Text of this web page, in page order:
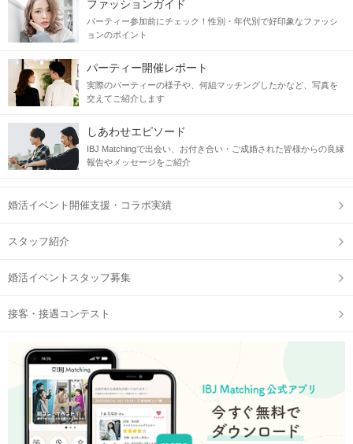
ファッションガイド
パーティー参加前にチェック！性別・年代別で好印象なファッシ
ョンのポイント
パーティー開催レポート
実際のパーティーの様子や、何組マッチングしたかなど、写真を
交えてご紹介します
しあわせエピソード
IBJ Matchingで出会い、お付き合い・ご成婚された皆様からの良縁
報告やメッセージをご紹介
婚活イベント開催支援・コラボ実績
スタッフ紹介
婚活イベントスタッフ募集
接客・接遇コンテスト